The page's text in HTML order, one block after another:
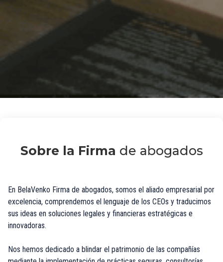
Sobre la Firma de abogados
En BelaVenko Firma de abogados, somos el aliado empresarial por
excelencia, comprendemos el lenguaje de los CEOs y traducimos
sus ideas en soluciones legales y financieras estratégicas e
innovadoras.
Nos hemos dedicado a blindar el patrimonio de las compañías